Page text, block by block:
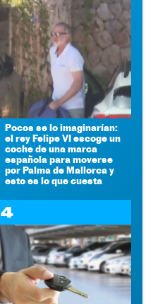
Pocos se lo imaginarían:
el rey Felipe VI escoge un
coche de una marca
española para moverse
por Palma de Mallorca y
esto es lo que cuesta
4